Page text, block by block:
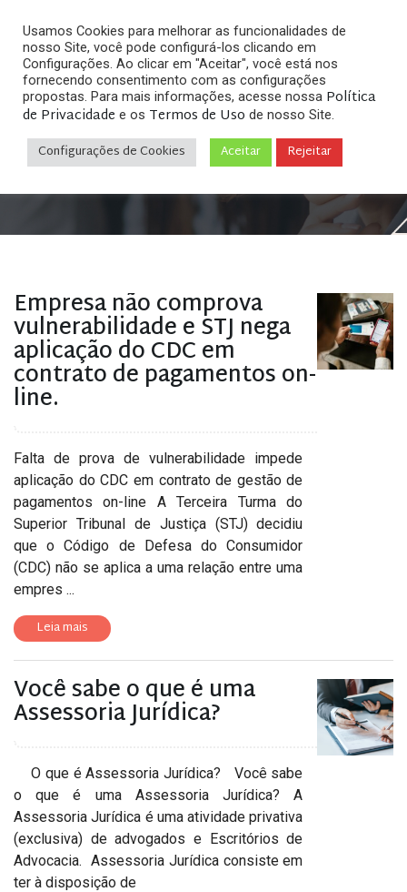
Arquivos
Home»Posts tagged "segurança jurídica"
Empresa não comprova
vulnerabilidade e STJ nega
aplicação do CDC em
contrato de pagamentos on-
line.
Falta de prova de vulnerabilidade impede
aplicação do CDC em contrato de gestão de
pagamentos on-line A Terceira Turma do
Superior Tribunal de Justiça (STJ) decidiu
que o Código de Defesa do Consumidor
(CDC) não se aplica a uma relação entre uma
empres ...
Leia mais
Você sabe o que é uma
Assessoria Jurídica?
O que é Assessoria Jurídica? Você sabe
o que é uma Assessoria Jurídica? A
Assessoria Jurídica é uma atividade privativa
(exclusiva) de advogados e Escritórios de
Advocacia. Assessoria Jurídica consiste em
ter à disposição de
Usamos Cookies para melhorar as funcionalidades de
nosso Site, você pode configurá-los clicando em
Configurações. Ao clicar em "Aceitar", você está nos
fornecendo consentimento com as configurações
propostas. Para mais informações, acesse nossa Política
de Privacidade e os Termos de Uso de nosso Site.
Configurações de Cookies Aceitar Rejeitar